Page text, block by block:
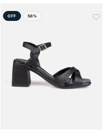
OFF 58%